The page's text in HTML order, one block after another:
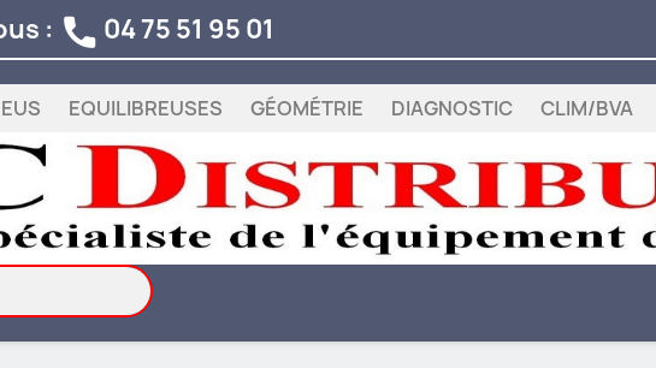
:  04 75 51 95 01
EQUILIBREUSES GÉOMÉTRIE DIAGNOSTIC CLIM/BVA